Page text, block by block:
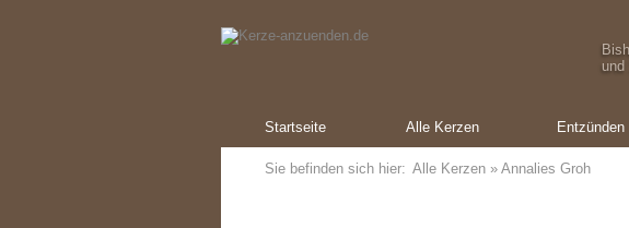
und
Startseite Alle Kerzen Entzünden
Sie befinden sich hier: Alle Kerzen » Annalies Groh